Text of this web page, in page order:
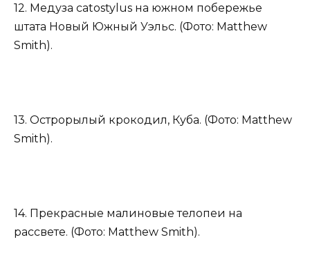
12. Медуза catostylus на южном побережье
штата Новый Южный Уэльс. (Фото: Matthew
Smith).
13. Острорылый крокодил, Куба. (Фото: Matthew
Smith).
14. Прекрасные малиновые телопеи на
рассвете. (Фото: Matthew Smith).